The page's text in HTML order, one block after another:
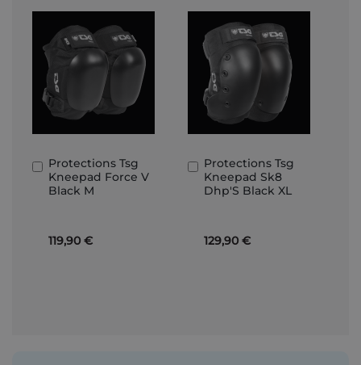
Protections Tsg
Kneepad Force V
Black M
119,90 €
Ajouter
au
panier
Protections Tsg
Kneepad Sk8
Dhp'S Black XL
129,90 €
Ajouter
au
panier